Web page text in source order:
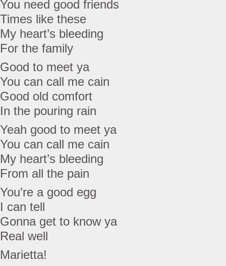
You need good friends
Times like these
My heart’s bleeding
For the family
Good to meet ya
You can call me cain
Good old comfort
In the pouring rain
Yeah good to meet ya
You can call me cain
My heart’s bleeding
From all the pain
You’re a good egg
I can tell
Gonna get to know ya
Real well
Marietta!